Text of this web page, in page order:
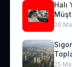
Halı
26
25